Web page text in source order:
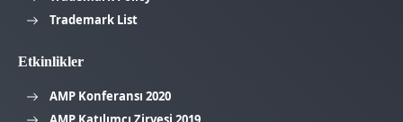
Trademark List
Etkinlikler
AMP Konferansı 2020